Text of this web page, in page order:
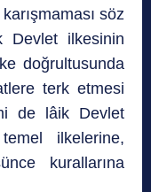
söz
Devlet ilkesinin
doğrultusunda
terk etmesi
de lâik Devlet
temel ilkelerine,
kurallarına